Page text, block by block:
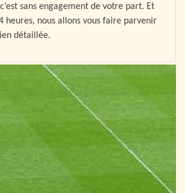
sans engagement de votre part. Et
heures, nous allons vous faire parvenir
détaillée.